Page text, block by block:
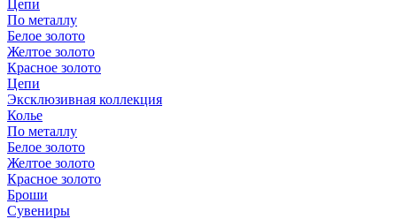
Цепи
По металлу
Белое золото
Желтое золото
Красное золото
Цепи
Эксклюзивная коллекция
Колье
По металлу
Белое золото
Желтое золото
Красное золото
Броши
Сувениры